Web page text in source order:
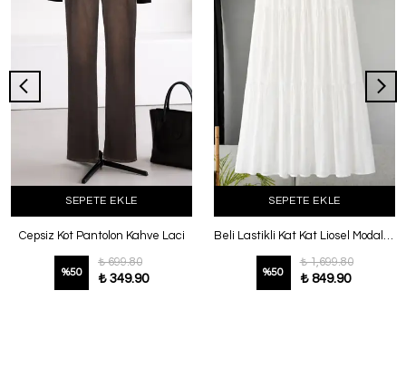
SEPETE EKLE
Cepsiz Kot Pantolon Kahve Laci
%50
₺ 699.80
₺ 349.90
SEPETE EKLE
Beli Lastikli Kat Kat Liosel Modal Tül Etek Beyaz
%50
₺ 1,699.80
₺ 849.90